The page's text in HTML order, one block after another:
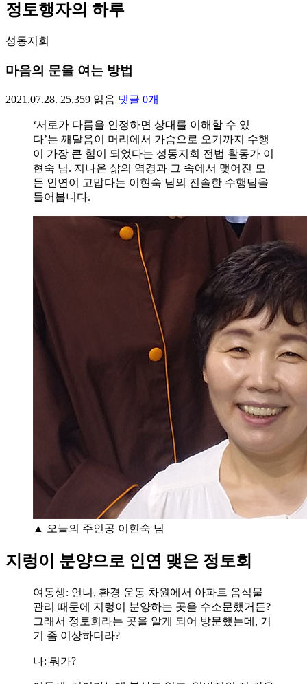
정토행자의 하루
성동지회
마음의 문을 여는 방법
2021.07.28. 25,359 읽음 댓글 0개
‘서로가 다름을 인정하면 상대를 이해할 수 있
다’는 깨달음이 머리에서 가슴으로 오기까지 수행
이 가장 큰 힘이 되었다는 성동지회 전법 활동가 이
현숙 님. 지나온 삶의 역경과 그 속에서 맺어진 모
든 인연이 고맙다는 이현숙 님의 진솔한 수행담을
들어봅니다.
▲ 오늘의 주인공 이현숙 님
지렁이 분양으로 인연 맺은 정토회
여동생: 언니, 환경 운동 차원에서 아파트 음식물
관리 때문에 지렁이 분양하는 곳을 수소문했거든?
그래서 정토회라는 곳을 알게 되어 방문했는데, 거
기 좀 이상하더라?
나: 뭐가?